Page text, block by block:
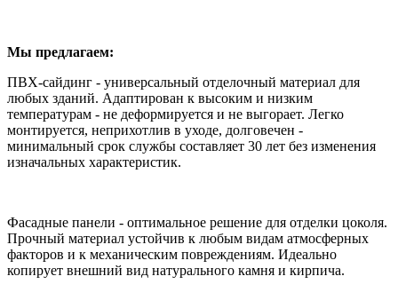
Мы предлагаем:
ПВХ-сайдинг - универсальный отделочный материал для
любых зданий. Адаптирован к высоким и низким
температурам - не деформируется и не выгорает. Легко
монтируется, неприхотлив в уходе, долговечен -
минимальный срок службы составляет 30 лет без изменения
изначальных характеристик.
Фасадные панели - оптимальное решение для отделки цоколя.
Прочный материал устойчив к любым видам атмосферных
факторов и к механическим повреждениям. Идеально
копирует внешний вид натурального камня и кирпича.